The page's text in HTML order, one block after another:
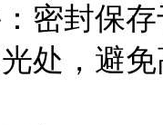
密封保存
处，避